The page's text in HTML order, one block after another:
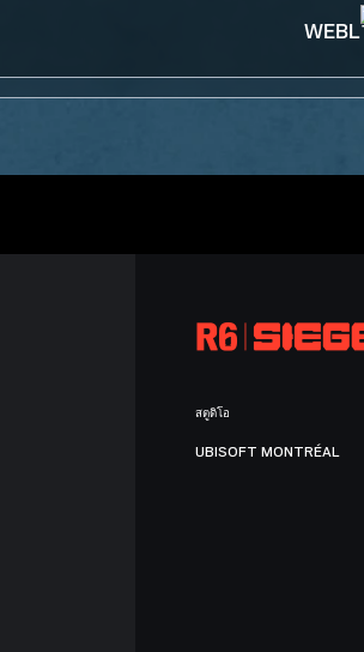
WEBL
สตูดิโอ
UBISOFT MONTRÉAL